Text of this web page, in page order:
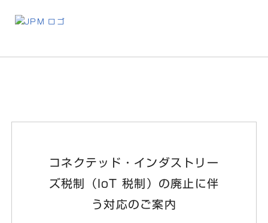
コネクテッド・インダストリー
ズ税制（IoT 税制）の廃止に伴
う対応のご案内